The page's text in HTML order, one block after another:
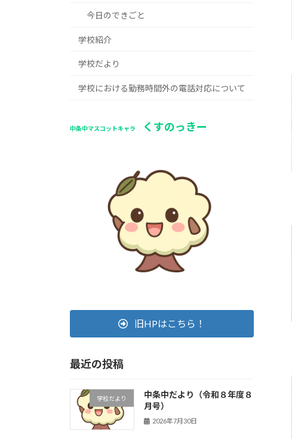
今日のできごと
学校紹介
学校だより
学校における勤務時間外の電話対応について
中条中マスコットキャラ くすのっきー
旧HPはこちら！
最近の投稿
学校だより
中条中だより（令和８年度８
月号）
2026年7月30日